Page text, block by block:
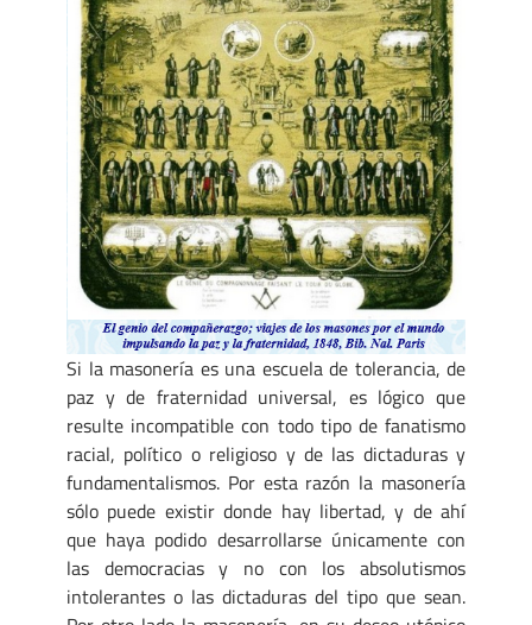
Si la masonería es una escuela de tolerancia, de
paz y de fraternidad universal, es lógico que
resulte incompatible con todo tipo de fanatismo
racial, político o religioso y de las dictaduras y
fundamentalismos. Por esta razón la masonería
sólo puede existir donde hay libertad, y de ahí
que haya podido desarrollarse únicamente con
las democracias y no con los absolutismos
intolerantes o las dictaduras del tipo que sean.